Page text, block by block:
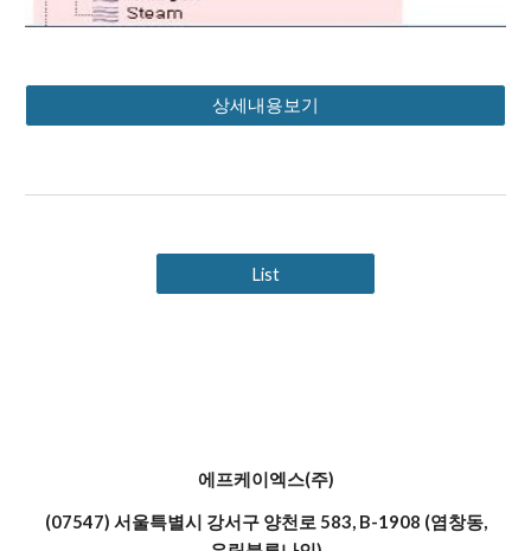
상세내용보기
List
에프케이엑스(주)
(07547) 서울특별시 강서구 양천로 583, B-1908 (염창동,